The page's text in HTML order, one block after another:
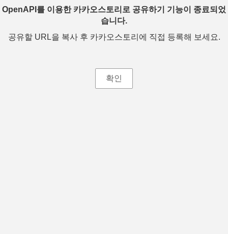
OpenAPI를 이용한 카카오스토리로 공유하기 기능이 종료되었
습니다.
공유할 URL을 복사 후 카카오스토리에 직접 등록해 보세요.
확인